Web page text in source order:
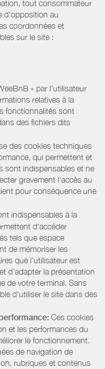
tout consommateur
d'opposition au
coordonnées et
sur le site :
» par l’utilisateur
relatives à la
fonctionnalités sont
des fichiers dits
des cookies techniques
qui permettent et
sont indispensables et ne
gravement l’accès au
pour conséquence une
indispensables à la
d'accéder
tels que espace
de mémoriser les
que l’utilisateur est
d’adapter la présentation
de votre terminal. Sans
d'utiliser le site dans des
Ces cookies
et les performances du
le fonctionnement.
de navigation de
rubriques et contenus